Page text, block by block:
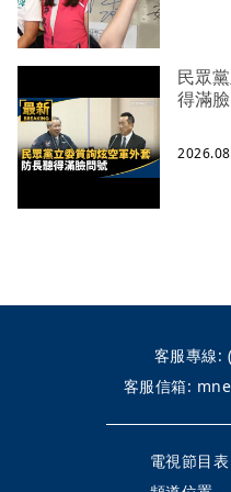
民眾
得滿
客服專線:
客服信箱:
電視節目表